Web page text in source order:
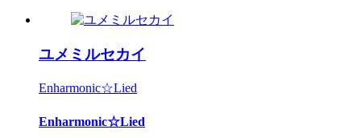
ユメミルセカイ
Enharmonic☆Lied
Enharmonic☆Lied